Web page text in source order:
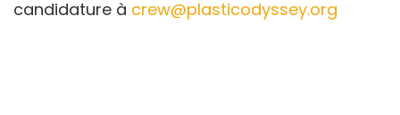
candidature à crew@plasticodyssey.org